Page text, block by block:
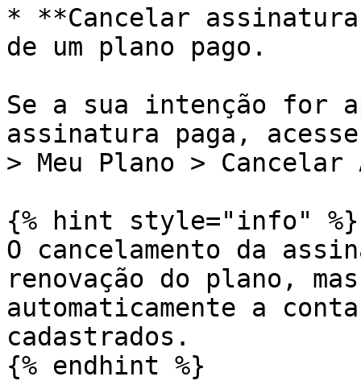
* **Cancelar
de um plano pago.
Se a sua intenção for
assinatura paga,
> Meu Plano >
{% hint style="info" %}
O cancelamento da
renovação do plano,
automaticamente a
cadastrados.
{% endhint %}